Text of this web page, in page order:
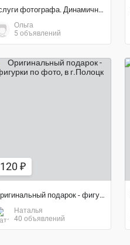
Услуги фотографа. Динамичный портрет
Ольга
5 объявлений
120 ₽
Оригинальный подарок - фигурки по фото
Наталья
40 объявлений